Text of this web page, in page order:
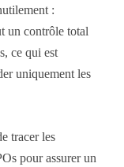
:
un contrôle total
ce qui est
uniquement les
tracer les
pour assurer un